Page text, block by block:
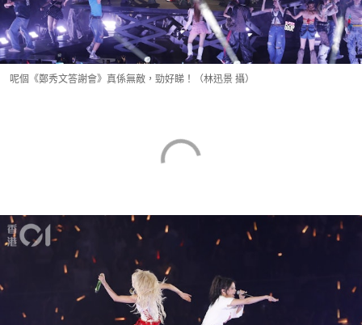
呢個《鄭秀文答謝會》真係無敵，勁好睇！（林迅景 攝）